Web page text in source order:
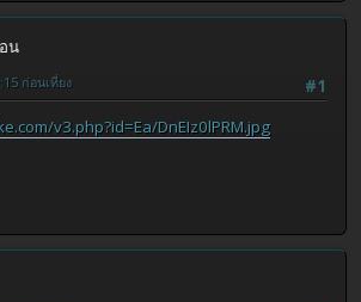
น
#1
ก่อนเที่ยง
v3.php?id=Ea/DnEIz0lPRM.jpg